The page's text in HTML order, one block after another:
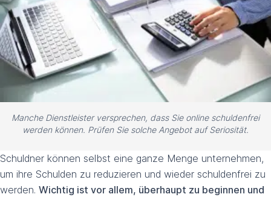
Manche Dienstleister versprechen, dass Sie online schuldenfrei
werden können. Prüfen Sie solche Angebot auf Seriosität.
Schuldner können selbst eine ganze Menge unternehmen,
um ihre Schulden zu reduzieren und wieder schuldenfrei zu
werden. Wichtig ist vor allem, überhaupt zu beginnen und